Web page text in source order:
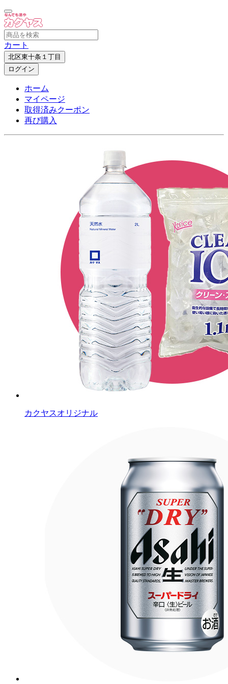
カート
北区東十条１丁目
ログイン
ホーム
マイページ
取得済みクーポン
再び購入
カクヤスオリジナル